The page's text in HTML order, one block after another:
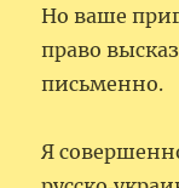
Но ваше
право
письменно.
Я